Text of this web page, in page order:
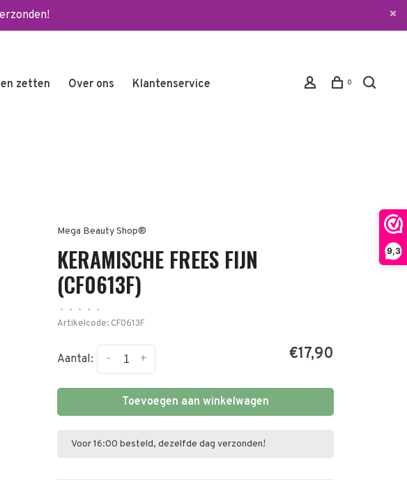
9,3
zetten Over ons Klantenservice 0
Mega Beauty Shop®
KERAMISCHE FREES FIJN
(CF0613F)
• • • •
•
Artikelcode: CF0613F
Aantal: +
- €17,90
Toevoegen aan winkelwagen
Voor 16:00 besteld, dezelfde dag verzonden!